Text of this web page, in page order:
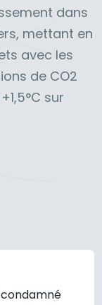
dans
mettant en
avec les
de CO2
sur
condamné